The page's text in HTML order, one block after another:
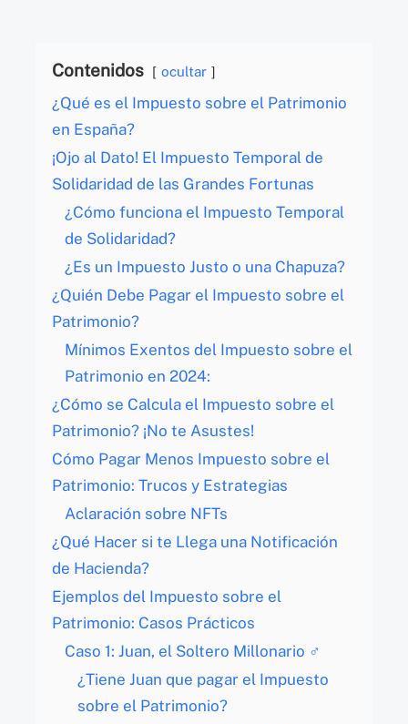
Contenidos ocultar
¿Qué es el Impuesto sobre el Patrimonio
en España?
¡Ojo al Dato! El Impuesto Temporal de
Solidaridad de las Grandes Fortunas
¿Cómo funciona el Impuesto Temporal
de Solidaridad?
¿Es un Impuesto Justo o una Chapuza?
¿Quién Debe Pagar el Impuesto sobre el
Patrimonio?
Mínimos Exentos del Impuesto sobre el
Patrimonio en 2024:
¿Cómo se Calcula el Impuesto sobre el
Patrimonio? ¡No te Asustes!
Cómo Pagar Menos Impuesto sobre el
Patrimonio: Trucos y Estrategias
Aclaración sobre NFTs
¿Qué Hacer si te Llega una Notificación
de Hacienda?
Ejemplos del Impuesto sobre el
Patrimonio: Casos Prácticos
Caso 1: Juan, el Soltero Millonario ‍♂️
¿Tiene Juan que pagar el Impuesto
sobre el Patrimonio?